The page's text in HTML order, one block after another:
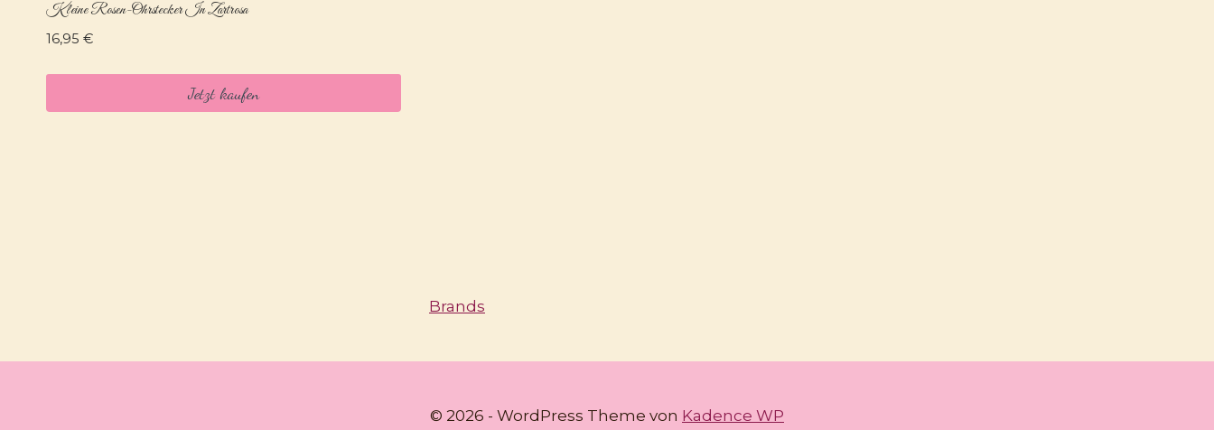
Kleine Rosen-Ohrstecker In Zartrosa
16,95 €
Jetzt kaufen
Brands
© 2026 - WordPress Theme von Kadence WP